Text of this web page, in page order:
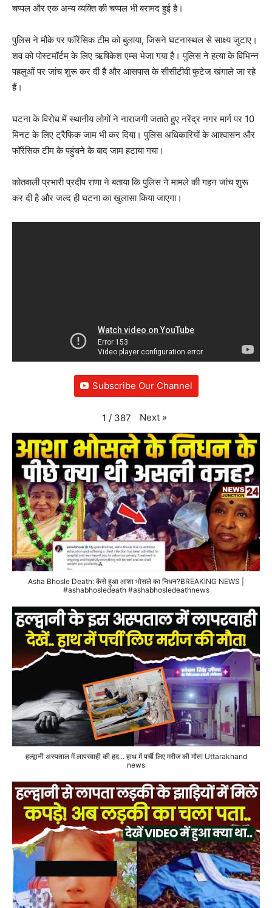
चप्पल और एक अन्य व्यक्ति की चप्पल भी बरामद हुई है।
पुलिस ने मौके पर फॉरेंसिक टीम को बुलाया, जिसने घटनास्थल से साक्ष्य जुटाए।
शव को पोस्टमॉर्टम के लिए ऋषिकेश एम्स भेजा गया है। पुलिस ने हत्या के विभिन्न
पहलुओं पर जांच शुरू कर दी है और आसपास के सीसीटीवी फुटेज खंगाले जा रहे
हैं।
घटना के विरोध में स्थानीय लोगों ने नाराजगी जताते हुए नरेंद्र नगर मार्ग पर 10
मिनट के लिए ट्रैफिक जाम भी कर दिया। पुलिस अधिकारियों के आश्वासन और
फॉरेंसिक टीम के पहुंचने के बाद जाम हटाया गया।
कोतवाली प्रभारी प्रदीप राणा ने बताया कि पुलिस ने मामले की गहन जांच शुरू
कर दी है और जल्द ही घटना का खुलासा किया जाएगा।
Subscribe Our Channel
1 / 387 Next »
Asha Bhosle Death: कैसे हुआ आशा भोसले का निधन?BREAKING NEWS |
#ashabhosledeath #ashabhosledeathnews
हल्द्वानी अस्पताल में लापरवाही की हद... हाथ में पर्ची लिए मरीज की मौत! Uttarakhand
news